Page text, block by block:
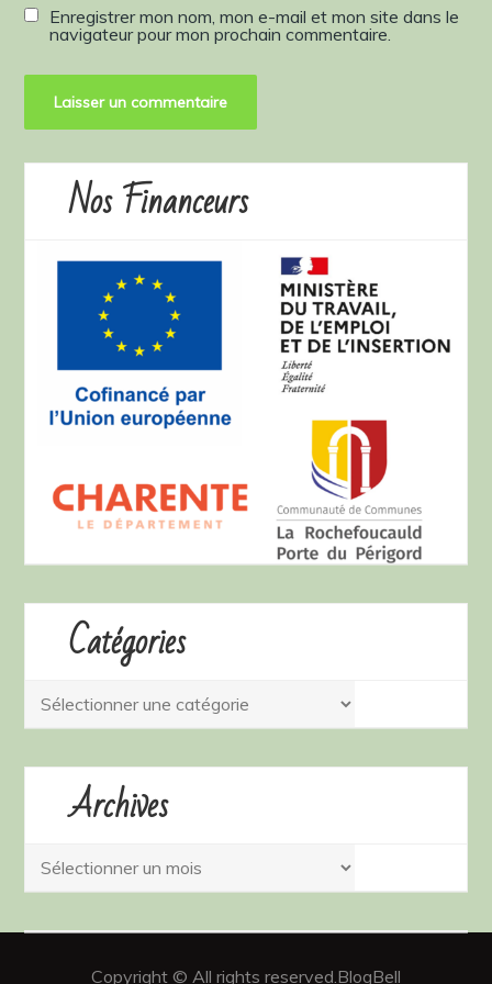
Enregistrer mon nom, mon e-mail et mon site dans le
navigateur pour mon prochain commentaire.
Nos Financeurs
Catégories
Catégories
Archives
Archives
Copyright © All rights reserved.BlogBell